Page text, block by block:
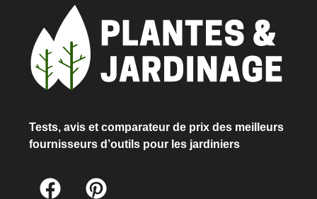
Tests, avis et comparateur de prix des meilleurs
fournisseurs d’outils pour les jardiniers